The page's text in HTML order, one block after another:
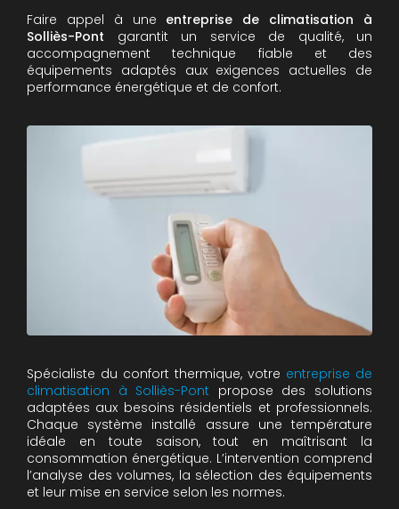
Faire appel à une entreprise de climatisation à
Solliès-Pont garantit un service de qualité, un
accompagnement technique fiable et des
équipements adaptés aux exigences actuelles de
performance énergétique et de confort.
Spécialiste du confort thermique, votre entreprise de
climatisation à Solliès-Pont propose des solutions
adaptées aux besoins résidentiels et professionnels.
Chaque système installé assure une température
idéale en toute saison, tout en maîtrisant la
consommation énergétique. L’intervention comprend
l’analyse des volumes, la sélection des équipements
et leur mise en service selon les normes.